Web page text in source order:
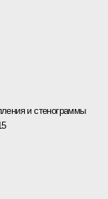
и стенограммы